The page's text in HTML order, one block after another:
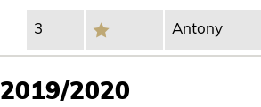
3 Antony
2019/2020